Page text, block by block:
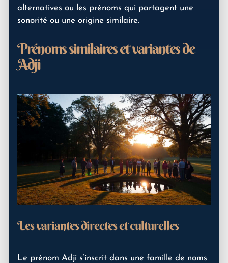
alternatives ou les prénoms qui partagent une
sonorité ou une origine similaire.
Prénoms similaires et variantes de
Adji
Les variantes directes et culturelles
Le prénom Adji s’inscrit dans une famille de noms